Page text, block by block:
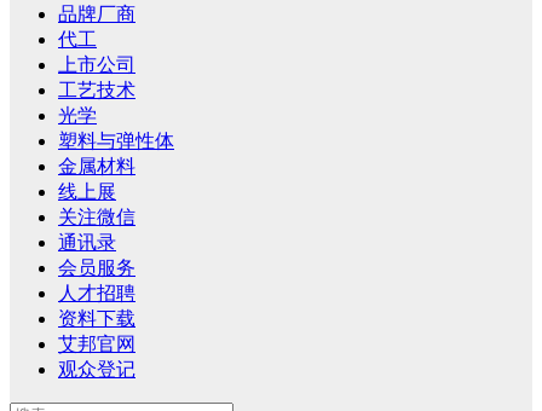
品牌厂商
代工
上市公司
工艺技术
光学
塑料与弹性体
金属材料
线上展
关注微信
通讯录
会员服务
人才招聘
资料下载
艾邦官网
观众登记